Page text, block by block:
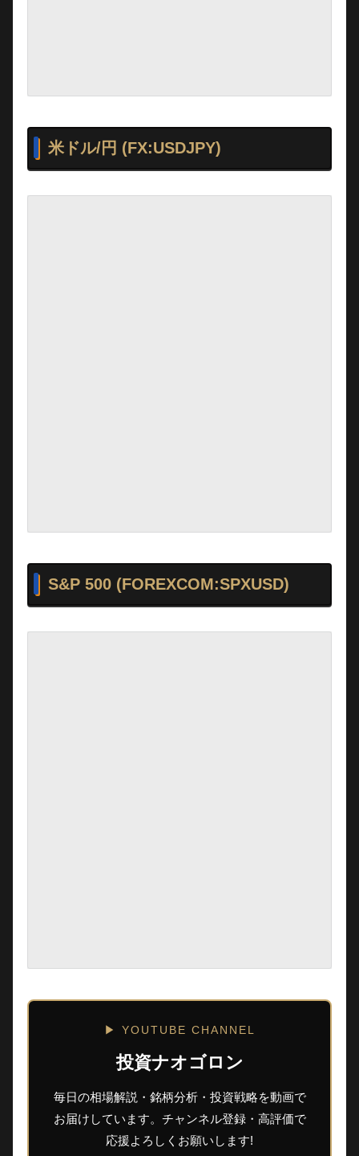
米ドル/円 (FX:USDJPY)
S&P 500 (FOREXCOM:SPXUSD)
▶ YOUTUBE CHANNEL
投資ナオゴロン
毎日の相場解説・銘柄分析・投資戦略を動画で
お届けしています。チャンネル登録・高評価で
応援よろしくお願いします!